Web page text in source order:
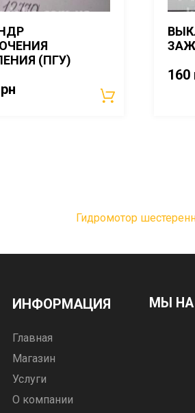
(ПГУ)
160
Гидромотор
ИНФОРМАЦИЯ
Главная
Магазин
Услуги
О компании
МЫ НА